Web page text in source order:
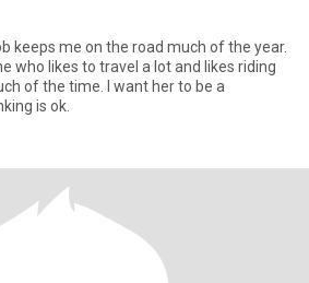
keeps me on the road much of the year.
who likes to travel a lot and likes riding
I want her to be a
is ok.